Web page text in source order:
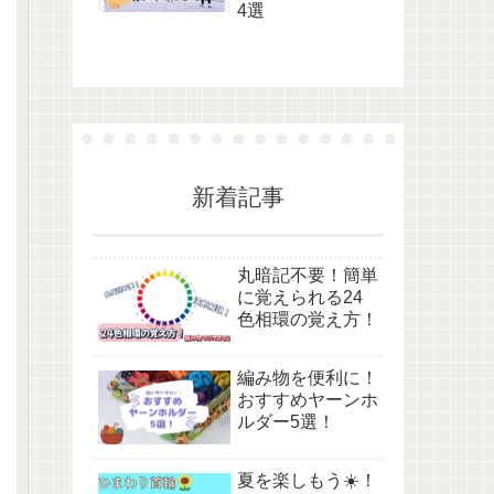
4選
新着記事
丸暗記不要！簡単
に覚えられる24
色相環の覚え方！
編み物を便利に！
おすすめヤーンホ
ルダー5選！
夏を楽しもう☀️！